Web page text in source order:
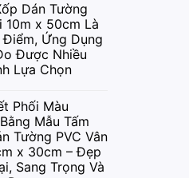
Dán Tường
10m x 50cm Là
Điểm, Ứng Dụng
Được Nhiều
Lựa Chọn
Phối Màu
Mẫu Tấm
Tường PVC Vân
x 30cm – Đẹp
Sang Trọng Và